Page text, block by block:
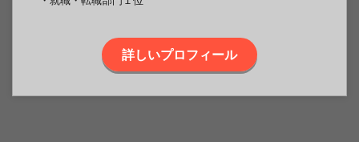
詳しいプロフィール